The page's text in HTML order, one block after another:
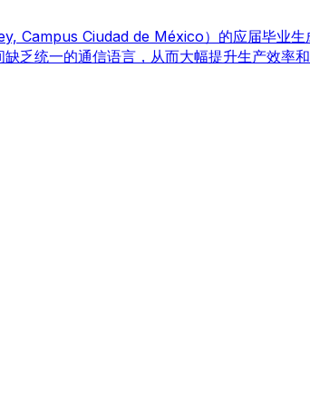
Campus Ciudad de México）的应届毕业
乏统一的通信语言，从而大幅提升生产效率和